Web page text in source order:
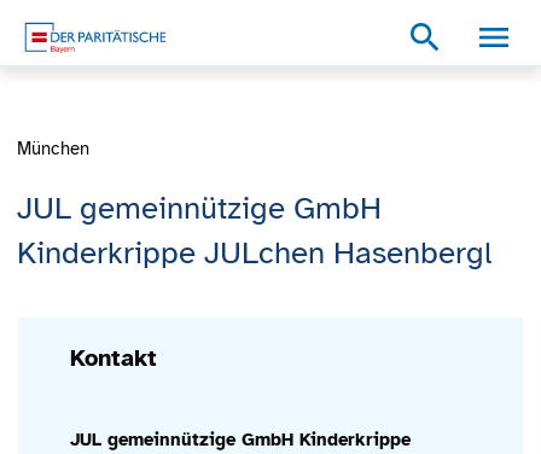
search
JUL gemeinnützige GmbH
Kinderkrippe JULchen Hasenbergl
München
Kontakt
JUL gemeinnützige GmbH Kinderkrippe